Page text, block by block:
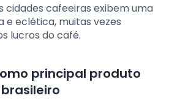
cidades cafeeiras exibem uma
e eclética, muitas vezes
lucros do café.
principal produto